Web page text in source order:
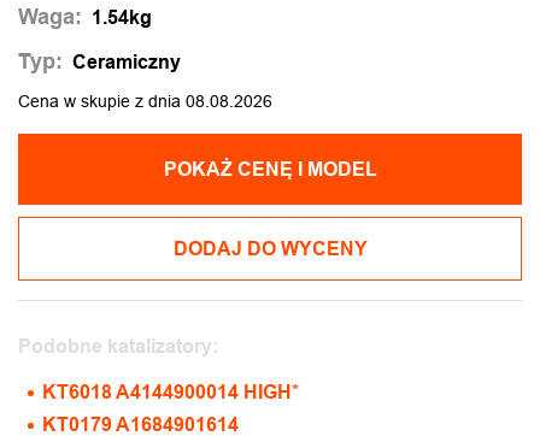
Waga: 1.54kg
Typ: Ceramiczny
Cena w skupie z dnia 08.08.2026
POKAŻ CENĘ I MODEL
DODAJ DO WYCENY
Podobne katalizatory:
KT6018 A4144900014 HIGH*
KT0179 A1684901614